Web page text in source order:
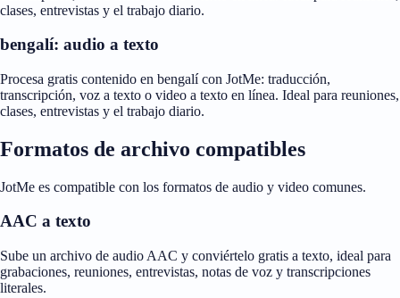
clases, entrevistas y el trabajo diario.
bengalí: audio a texto
Procesa gratis contenido en bengalí con JotMe: traducción,
transcripción, voz a texto o video a texto en línea. Ideal para reuniones,
clases, entrevistas y el trabajo diario.
Formatos de archivo compatibles
JotMe es compatible con los formatos de audio y video comunes.
AAC a texto
Sube un archivo de audio AAC y conviértelo gratis a texto, ideal para
grabaciones, reuniones, entrevistas, notas de voz y transcripciones
literales.